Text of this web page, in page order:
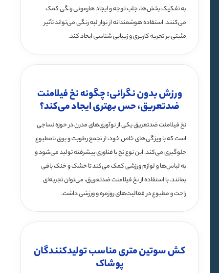
به تفکیک بخش‌ها، جلب توجه و ایجاد هارمونی رنگی کمک
می‌کنند. استفاده هوشمندانه از نوار لبه رنگی می‌تواند تأثیر
مثبتی بر تجربه کاربری و زیبایی شناسی ایجاد کند.
ورزش بدون نگرانی: چگونه نخ فیلامنت
ضدتعریق، حس بهتری ایجاد می‌کند؟
نخ فیلامنت ضدتعریق یکی از نوآوری‌های مدرن در حوزه نساجی
است که با ویژگی‌های خاص خود، از تجمع رطوبت و بوی نامطبوع
جلوگیری می‌کند. این نوع نخ با فناوری پیشرفته تولید می‌شود و
به لباس‌ها و لوازم ورزشی کمک می‌کند تا خشک و خنک باقی
بمانند. با استفاده از نخ فیلامنت ضدتعریق، می‌توان تجربه‌ای
راحت و مطبوع در فعالیت‌های روزمره و ورزشی داشت.
کش سوتین متری مناسب تولیدکنندگان
پوشاک